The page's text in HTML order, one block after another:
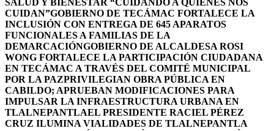
SALUD Y BIENESTAR “CUIDANDO A QUIENES NOS
CUIDAN”GOBIERNO DE TECÁMAC FORTALECE LA
INCLUSIÓN CON ENTREGA DE 645 APARATOS
FUNCIONALES A FAMILIAS DE LA
DEMARCACIÓNGOBIERNO DE ALCALDESA ROSI
WONG FORTALECE LA PARTICIPACIÓN CIUDADANA
EN TECÁMAC A TRAVÉS DEL COMITÉ MUNICIPAL
POR LA PAZPRIVILEGIAN OBRA PÚBLICA EN
CABILDO; APRUEBAN MODIFICACIONES PARA
IMPULSAR LA INFRAESTRUCTURA URBANA EN
TLALNEPANTLAEL PRESIDENTE RACIEL PÉREZ
CRUZ ILUMINA VIALIDADES DE TLALNEPANTLA